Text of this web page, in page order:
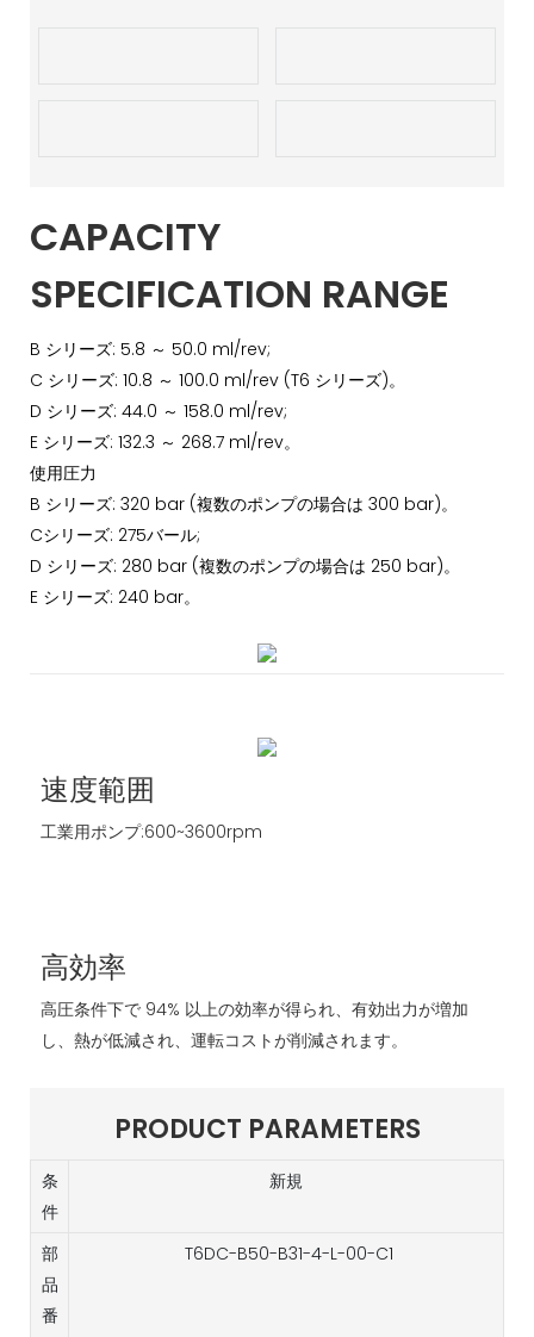
CAPACITY
SPECIFICATION RANGE
B シリーズ: 5.8 ～ 50.0 ml/rev;
C シリーズ: 10.8 ～ 100.0 ml/rev (T6 シリーズ)。
D シリーズ: 44.0 ～ 158.0 ml/rev;
E シリーズ: 132.3 ～ 268.7 ml/rev。
使用圧力
B シリーズ: 320 bar (複数のポンプの場合は 300 bar)。
Cシリーズ: 275バール;
D シリーズ: 280 bar (複数のポンプの場合は 250 bar)。
E シリーズ: 240 bar。
速度範囲
工業用ポンプ:600~3600rpm
高効率
高圧条件下で 94% 以上の効率が得られ、有効出力が増加
し、熱が低減され、運転コストが削減されます。
PRODUCT PARAMETERS
条
件
新規
部
品
番
T6DC-B50-B31-4-L-00-C1